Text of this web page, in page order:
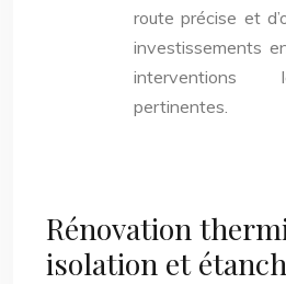
route précise et
investissements
pertinentes.
Rénovation
isolation et